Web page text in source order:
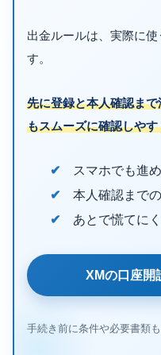
出金ルールは、実際に
す。
先に登録と本人確認ま
もスムーズに確認しや
スマホでも進
本人確認まで
あとで慌てに
XMの口座開
手続き前に条件や必要書類